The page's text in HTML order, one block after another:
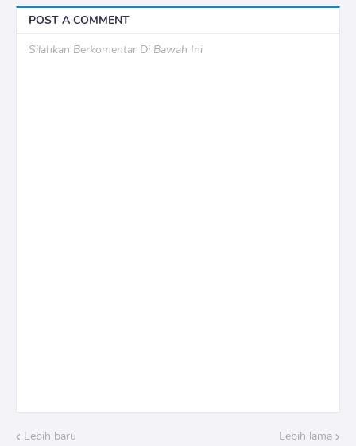
POST A COMMENT
Silahkan Berkomentar Di Bawah Ini
Lebih baru Lebih lama